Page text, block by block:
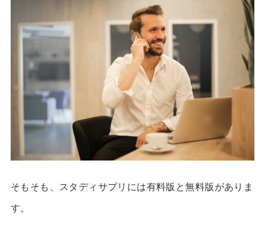
そもそも、スタディサプリには有料版と無料版がありま
す。